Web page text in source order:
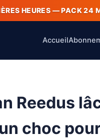
HEURES — PACK 24
Accueil
Reedus
choc